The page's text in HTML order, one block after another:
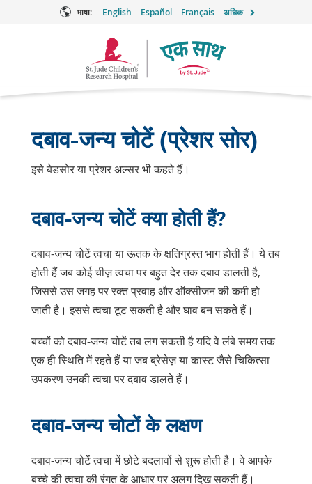
भाषा: English Español Français अधिक
दबाव-जन्य चोटें (प्रेशर सोर)
इसे बेडसोर या प्रेशर अल्सर भी कहते हैं।
दबाव-जन्य चोटें क्या होती हैं?
दबाव-जन्य चोटें त्वचा या ऊतक के क्षतिग्रस्त भाग होती हैं। ये तब
होती हैं जब कोई चीज़ त्वचा पर बहुत देर तक दबाव डालती है,
जिससे उस जगह पर रक्त प्रवाह और ऑक्सीजन की कमी हो
जाती है। इससे त्वचा टूट सकती है और घाव बन सकते हैं।
बच्चों को दबाव-जन्य चोटें तब लग सकती है यदि वे लंबे समय तक
एक ही स्थिति में रहते हैं या जब ब्रेसेज़ या कास्ट जैसे चिकित्सा
उपकरण उनकी त्वचा पर दबाव डालते हैं।
दबाव-जन्य चोटों के लक्षण
दबाव-जन्य चोटें त्वचा में छोटे बदलावों से शुरू होती है। वे आपके
बच्चे की त्वचा की रंगत के आधार पर अलग दिख सकती हैं।